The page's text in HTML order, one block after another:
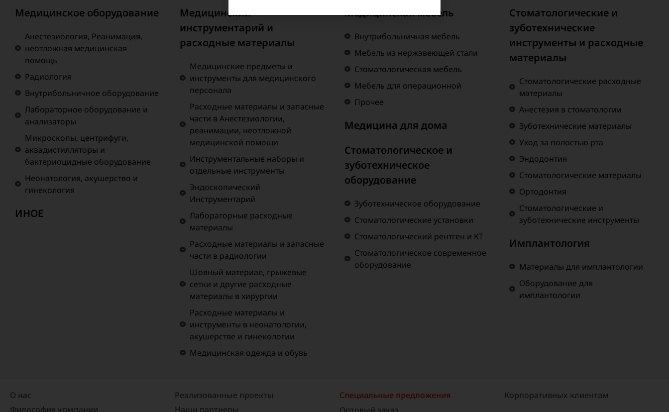
Медицинское оборудование
Анестезиология, Реанимация,
неотложная медицинская
помощь
Радиология
Внутрибольничное оборудование
Лабораторное оборудование и
анализаторы
Микроскопы, центрифуги,
аквадистилляторы и
бактериоцидные оборудование
Неонатология, акушерство и
гинекология
ИНОЕ
Медицинский
инструментарий и
расходные материалы
Медицинские предметы и
инструменты для медицинского
персонала
Расходные материалы и запасные
части в Анестезиологии,
реанимации, неотложной
медицинской помощи
Инструментальные наборы и
отдельные инструменты
Эндоскопический
Инструментарий
Лабораторные расходные
материалы
Расходные материалы и запасные
части в радиологии
Шовный материал, грыжевые
сетки и другие расходные
материалы в хирургии
Расходные материалы и
инструменты в неонатологии,
акушерстве и гинекологии
Медицинская одежда и обувь
Медицинская мебель
Внутрибольничная мебель
Мебель из нержавеющей стали
Стоматологическая мебель
Мебель для операционной
Прочее
Медицина для дома
Стоматологическое и
зуботехническое
оборудование
Зуботехническое оборудование
Стоматологические установки
Стоматологический рентген и КТ
Стоматологическое современное
оборудование
Стоматологические и
зуботехнические
инструменты и расходные
материалы
Стоматологические расходные
материалы
Анестезия в стоматологии
Зуботехнические материалы
Уход за полостью рта
Эндодонтия
Стоматологические материалы
Ортодонтия
Стоматологические и
зуботехнические инструменты
Имплантология
Материалы для имплантологии
Оборудование для
имплантологии
О нас
Философия компании
Реализованные проекты
Наши партнеры
Специальные предложения
Корпоративных клиентам